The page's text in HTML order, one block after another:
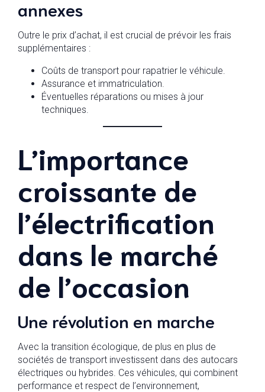
annexes
Outre le prix d’achat, il est crucial de prévoir les frais
supplémentaires :
Coûts de transport pour rapatrier le véhicule.
Assurance et immatriculation.
Éventuelles réparations ou mises à jour
techniques.
L’importance
croissante de
l’électrification
dans le marché
de l’occasion
Une révolution en marche
Avec la transition écologique, de plus en plus de
sociétés de transport investissent dans des autocars
électriques ou hybrides. Ces véhicules, qui combinent
performance et respect de l’environnement,